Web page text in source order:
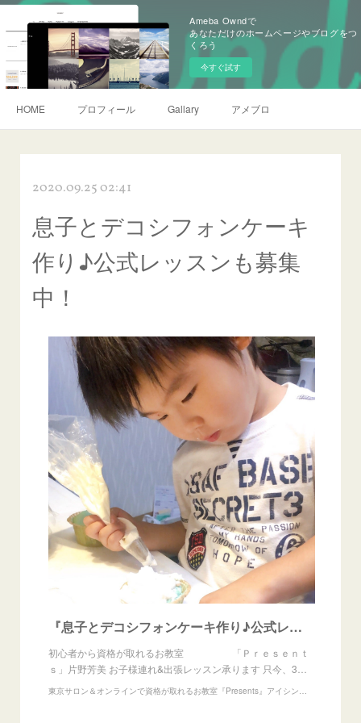
Ameba Owndで
あなただけのホームページやブログをつ
くろう
今すぐ試す
HOME プロフィール Gallary アメブロ
2020.09.25 02:41
息子とデコシフォンケーキ
作り♪公式レッスンも募集
中！
『息子とデコシフォンケーキ作り♪公式レッスンも募集中！』
初心者から資格が取れるお教室 「Ｐｒｅｓｅｎｔ
ｓ」片野芳美 お子様連れ&出張レッスン承ります 只今、3…
東京サロン＆オンラインで資格が取れるお教室『Presents』アイシングクッキー、練り切りアート、あんフラワー、フラワーゼリー教室